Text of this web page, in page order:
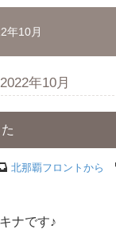
年10月
年10月
北那覇フロントから
ナです♪